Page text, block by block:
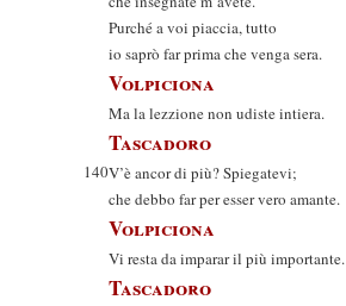
Purché a voi piaccia, tutto
io saprò far prima che venga sera.
Volpiciona
Ma la lezzione non udiste intiera.
Tascadoro
140V’è ancor di più? Spiegatevi;
che debbo far per esser vero amante.
Volpiciona
Vi resta da imparar il più importante.
Tascadoro